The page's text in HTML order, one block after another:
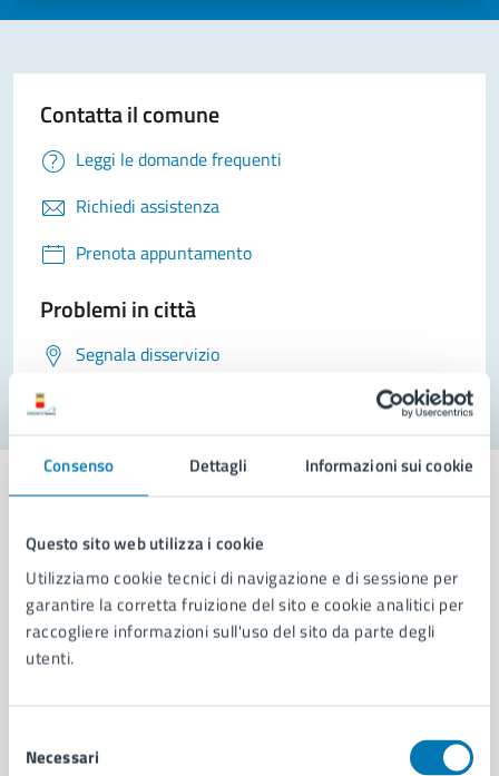
Consenso Dettagli Informazioni sui cookie
Questo sito web utilizza i cookie
Utilizziamo cookie tecnici di navigazione e di sessione per
garantire la corretta fruizione del sito e cookie analitici per
raccogliere informazioni sull'uso del sito da parte degli
utenti.
delNecessari
Contatta il comune
Leggi le domande frequenti
Richiedi assistenza
Prenota appuntamento
Problemi in città
Segnala disservizio
Comune di Napoli
AMMINISTRAZIONE
Aree amministrative
Uffici